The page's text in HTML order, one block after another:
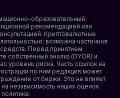
образовательный
рекомендацией или
Криптовалютные
возможна частичная
Перед принятием
собственный анализ (DYOR) и
уровень риска. Часть ссылок на
по ним редакция может
от биржи. Это не влияет
независимость наших оценок.